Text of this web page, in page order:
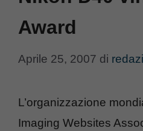
Award
Aprile 25, 2007 di
L’organizzazione
Imaging Websites